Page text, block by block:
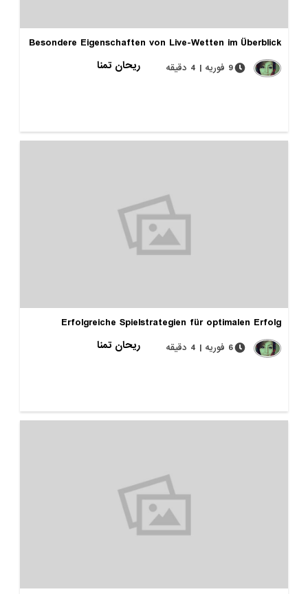
Besondere Eigenschaften von Live-Wetten im Überblick
ریحان تمنا
9 فوریه | 4 دقیقه
Erfolgreiche Spielstrategien für optimalen Erfolg
ریحان تمنا
6 فوریه | 4 دقیقه